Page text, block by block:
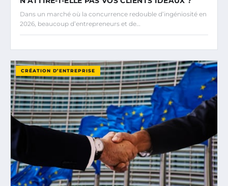
Dans un marché où la concurrence redouble d’ingéniosité en
2026, beaucoup d’entrepreneurs et de…
CRÉATION D’ENTREPRISE